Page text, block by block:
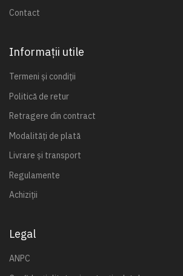
Contact
Informații utile
Termeni și condiții
Politică de retur
Retragere din contract
Modalități de plată
Livrare și transport
Regulamente
Achiziții
Legal
ANPC